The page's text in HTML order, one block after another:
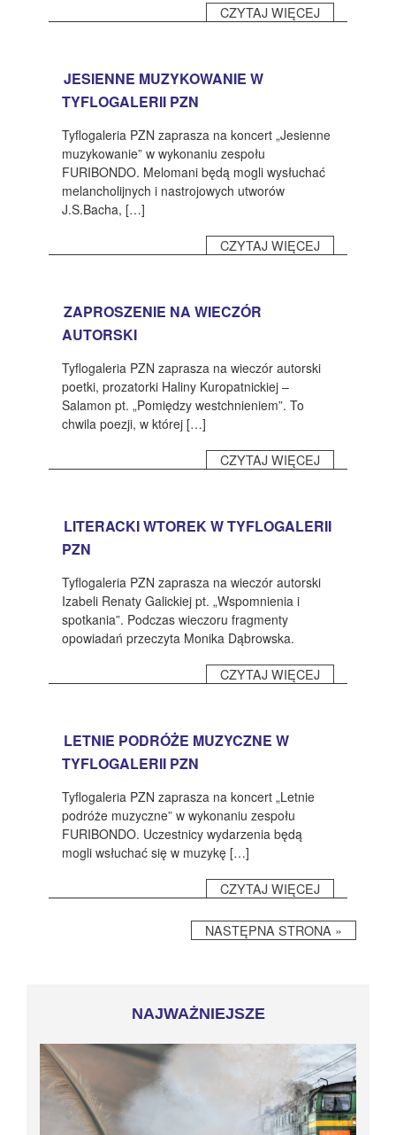
CZYTAJ WIĘCEJ
JESIENNE MUZYKOWANIE W
TYFLOGALERII PZN
Tyflogaleria PZN zaprasza na koncert „Jesienne
muzykowanie” w wykonaniu zespołu
FURIBONDO. Melomani będą mogli wysłuchać
melancholijnych i nastrojowych utworów
J.S.Bacha, […]
CZYTAJ WIĘCEJ
ZAPROSZENIE NA WIECZÓR
AUTORSKI
Tyflogaleria PZN zaprasza na wieczór autorski
poetki, prozatorki Haliny Kuropatnickiej –
Salamon pt. „Pomiędzy westchnieniem”. To
chwila poezji, w której […]
CZYTAJ WIĘCEJ
LITERACKI WTOREK W TYFLOGALERII
PZN
Tyflogaleria PZN zaprasza na wieczór autorski
Izabeli Renaty Galickiej pt. „Wspomnienia i
spotkania”. Podczas wieczoru fragmenty
opowiadań przeczyta Monika Dąbrowska.
CZYTAJ WIĘCEJ
LETNIE PODRÓŻE MUZYCZNE W
TYFLOGALERII PZN
Tyflogaleria PZN zaprasza na koncert „Letnie
podróże muzyczne” w wykonaniu zespołu
FURIBONDO. Uczestnicy wydarzenia będą
mogli wsłuchać się w muzykę […]
CZYTAJ WIĘCEJ
NASTĘPNA STRONA »
NAJWAŻNIEJSZE